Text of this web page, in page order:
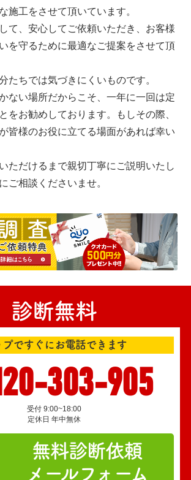
施工をさせて頂いています。
て、安心してご依頼いただき、お客様
を守るために最適なご提案をさせて頂
たちでは気づきにくいものです。
ない場所だからこそ、一年に一回は定
をお勧めしております。もしその際、
皆様のお役に立てる場面があれば幸い
ただけるまで親切丁寧にご説明いたし
ご相談くださいませ。
診断無料
プですぐにお電話できます
303-905
受付 9:00~18:00
定休日 年中無休
無料診断依頼
メールフォーム